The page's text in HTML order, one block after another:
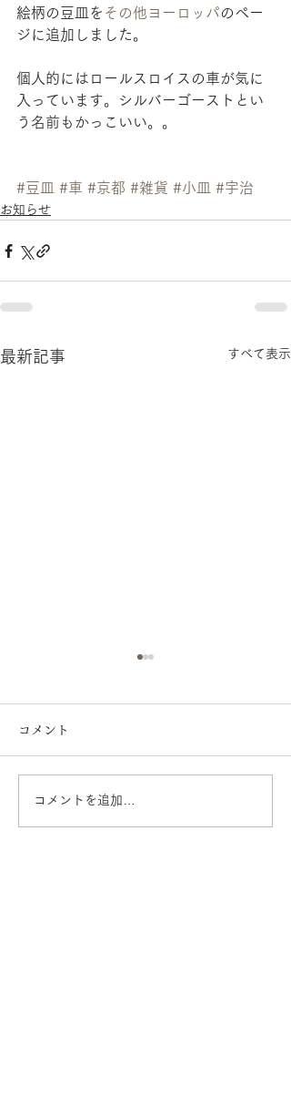
絵柄の豆皿を その他ヨーロッパのペー
ジに追加しました。
個人的にはロールスロイスの車が気に
入っています。シルバーゴーストとい
う名前もかっこいい。。
#豆皿 #車 #京都 #雑貨 #小皿 #宇治
お知らせ
最新記事 すべて表示
年始市2025を開催してい
コメント
コメントを追加…